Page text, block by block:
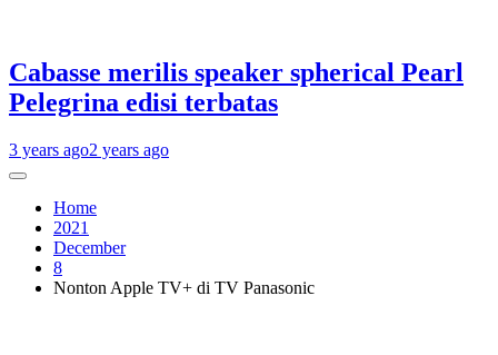
Cabasse merilis speaker spherical Pearl
Pelegrina edisi terbatas
3 years ago2 years ago
Home
2021
December
8
Nonton Apple TV+ di TV Panasonic